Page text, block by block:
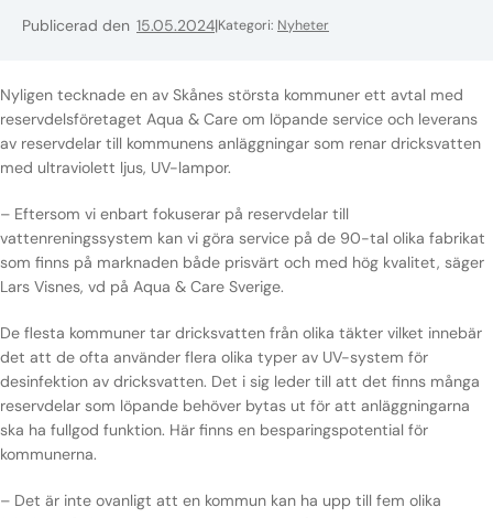
Service
Uppgradering
Nyheter
Underhållstips
Kontakt
Publicerad den 15.05.2024 Kategori: Nyheter
Nyligen tecknade en av Skånes största kommuner ett avtal med
reservdelsföretaget Aqua & Care om löpande service och leverans
av reservdelar till kommunens anläggningar som renar dricksvatten
med ultraviolett ljus, UV-lampor.
– Eftersom vi enbart fokuserar på reservdelar till
vattenreningssystem kan vi göra service på de 90-tal olika fabrikat
som finns på marknaden både prisvärt och med hög kvalitet, säger
Lars Visnes, vd på Aqua & Care Sverige.
De flesta kommuner tar dricksvatten från olika täkter vilket innebär
det att de ofta använder flera olika typer av UV-system för
desinfektion av dricksvatten. Det i sig leder till att det finns många
reservdelar som löpande behöver bytas ut för att anläggningarna
ska ha fullgod funktion. Här finns en besparingspotential för
kommunerna.
– Det är inte ovanligt att en kommun kan ha upp till fem olika